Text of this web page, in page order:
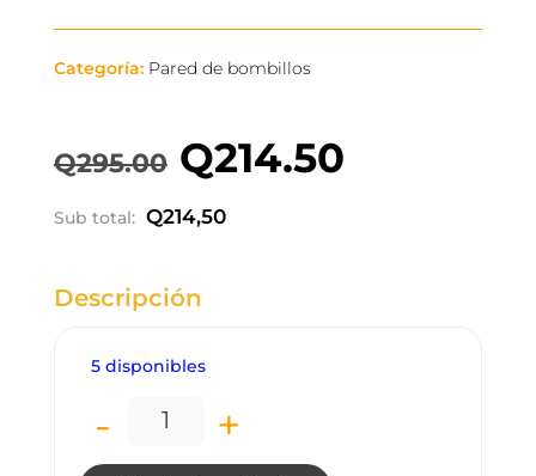
Categoría: Pared de bombillos
Q295.00 El
precio
Q214.50
Sub total: Q214,50
Descripción
5 disponibles
LP1509 LÁMPARA DE PARED
- +